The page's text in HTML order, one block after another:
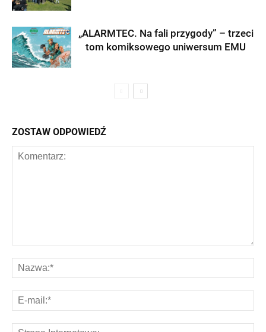
„ALARMTEC. Na fali przygody” – trzeci
tom komiksowego uniwersum EMU
ZOSTAW ODPOWIEDŹ